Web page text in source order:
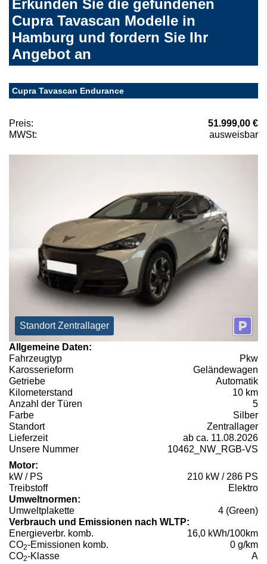
Erkunden Sie die gefundenen
Cupra Tavascan Modelle in
Hamburg und fordern Sie Ihr
Angebot an
Cupra Tavascan Endurance
Preis:
51.999,00 €
MWSt:
ausweisbar
Standort Zentrallager
Allgemeine Daten:
Fahrzeugtyp
Pkw
Karosserieform
Geländewagen
Getriebe
Automatik
Kilometerstand
10 km
Anzahl der Türen
5
Farbe
Silber
Standort
Zentrallager
Lieferzeit
ab ca. 11.08.2026
Unsere Nummer
10462_NW_RGB-VS
Motor:
kW / PS
210 kW / 286 PS
Treibstoff
Elektro
Umweltnormen:
Umweltplakette
4 (Green)
Verbrauch und Emissionen nach WLTP:
Energieverbr. komb.
16,0 kWh/100km
CO2-Emissionen komb.
0 g/km
CO2-Klasse A